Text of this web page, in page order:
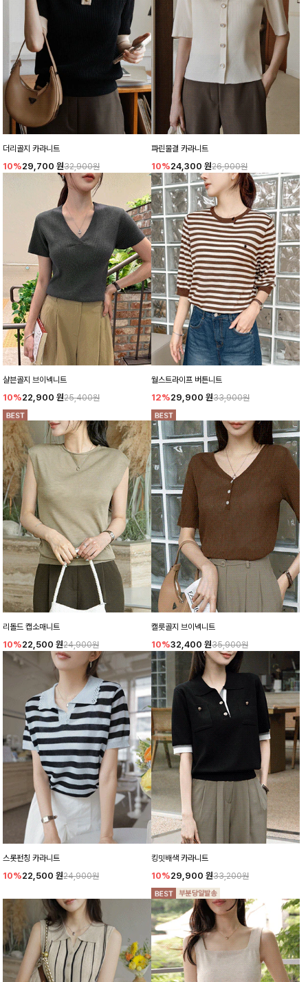
더리골지 카라니트
10%29,700 원32,900원
파린물결 카라니트
10%24,300 원26,900원
샬븐골지 브이넥니트
10%22,900 원25,400원
월스트라이프 버튼니트
12%29,900 원33,900원
리돌드 캡소매니트
10%22,500 원24,900원
캘릇골지 브이넥니트
10%32,400 원35,900원
스롯펀칭 카라니트
10%22,500 원24,900원
킹밋배색 카라니트
10%29,900 원33,200원